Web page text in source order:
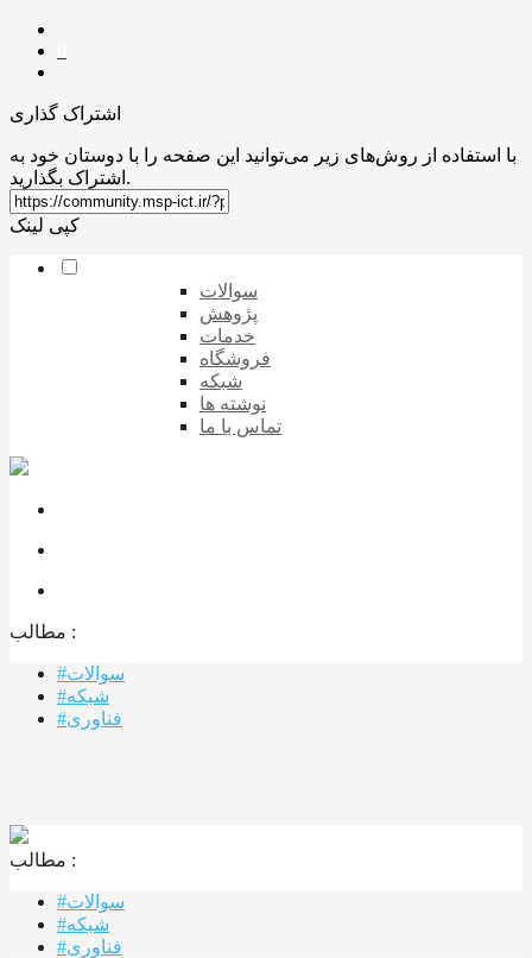
اشتراک گذاری
با استفاده از روش‌های زیر می‌توانید این صفحه را با دوستان خود به
اشتراک بگذارید.
کپی لینک
سوالات
پژوهش
خدمات
فروشگاه
شبکه
نوشته ها
تماس با ما
مطالب :‌
#سوالات
#شبکه
#فناوری
مطالب :‌ ‌‌
#سوالات
#شبکه
#فناوری